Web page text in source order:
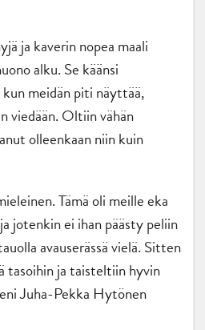
ja kaverin nopea maali
alku. Se käänsi
meidän piti näyttää,
viedään. Oltiin vähän
olleenkaan niin kuin
Tämä oli meille eka
jotenkin ei ihan päästy peliin
avauserässä vielä. Sitten
tasoihin ja taisteltiin hyvin
Juha-Pekka Hytönen